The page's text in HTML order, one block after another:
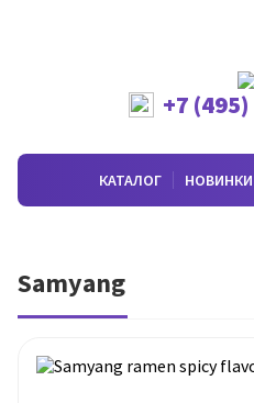
+7 (495)
КАТАЛОГ НОВИНКИ
Samyang